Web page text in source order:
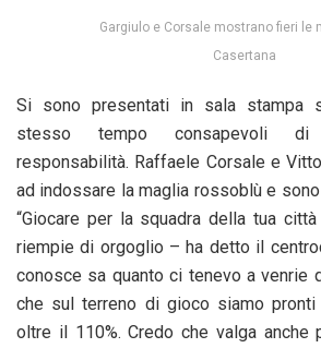
Gargiulo e Corsale mostrano fieri le
Casertana
Si sono presentati in sala stampa
stesso tempo consapevoli di
responsabilità. Raffaele Corsale e
ad indossare la maglia rossoblù e
“Giocare per la squadra della tua
riempie di orgoglio – ha detto il
conosce sa quanto ci tenevo a venrie
che sul terreno di gioco siamo
oltre il 110%. Credo che valga anche